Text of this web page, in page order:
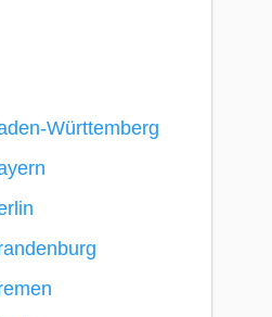
Württemberg